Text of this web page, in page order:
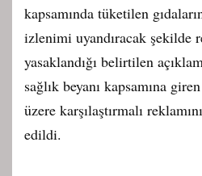
kapsamında tüketilen
izlenimi uyandıracak şekilde
yasaklandığı belirtilen
sağlık beyanı kapsamına
üzere karşılaştırmalı
edildi.